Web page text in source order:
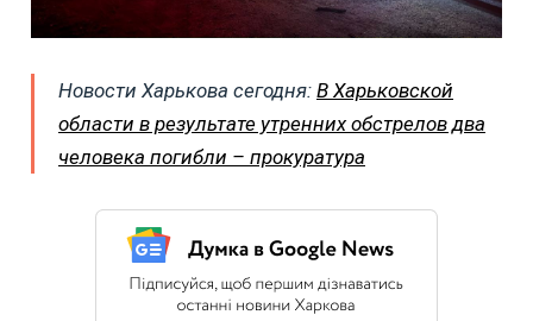
Новости Харькова сегодня: В Харьковской
области в результате утренних обстрелов два
человека погибли – прокуратура